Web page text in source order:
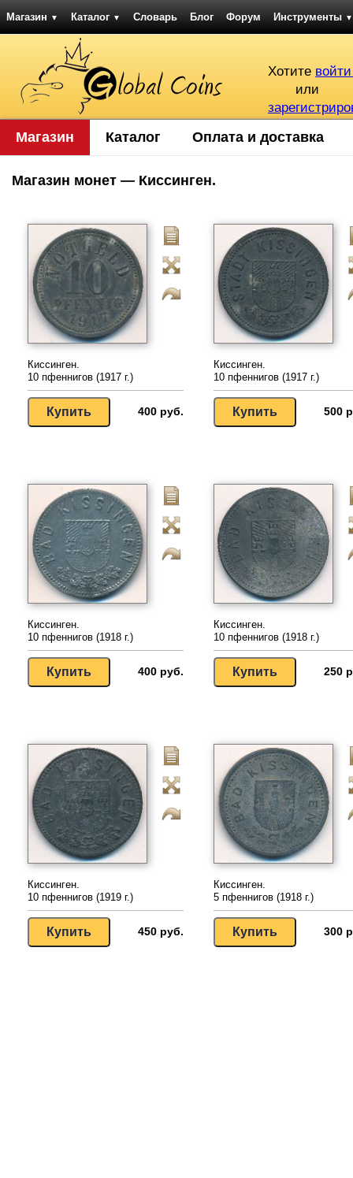
Магазин ▼ Каталог ▼ Словарь Блог Форум Инструменты ▼
Хотите
или
Магазин Каталог Оплата и доставка
Магазин монет — Киссинген.
Киссинген.
10 пфеннигов (1917 г.)
400 руб.
Киссинген.
10 пфеннигов (1917 г.)
500
Киссинген.
10 пфеннигов (1918 г.)
400 руб.
Киссинген.
10 пфеннигов (1918 г.)
250
Киссинген.
10 пфеннигов (1919 г.)
450 руб.
Киссинген.
5 пфеннигов (1918 г.)
300